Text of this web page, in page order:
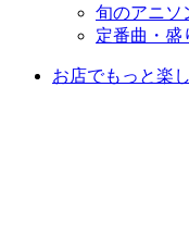
旬のアニソ
定番曲・盛
お店でもっと楽